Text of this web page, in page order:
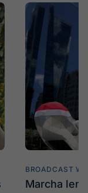
BROADCAST
Marcha